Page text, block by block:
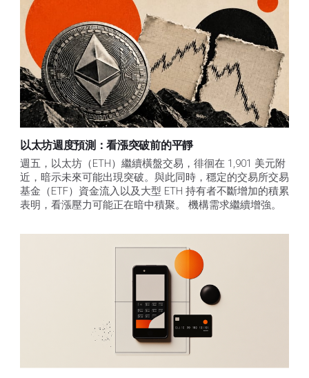
以太坊週度預測：看漲突破前的平靜
週五，以太坊（ETH）繼續橫盤交易，徘徊在 1,901 美元附
近，暗示未來可能出現突破。與此同時，穩定的交易所交易
基金（ETF）資金流入以及大型 ETH 持有者不斷增加的積累
表明，看漲壓力可能正在暗中積聚。 機構需求繼續增強。